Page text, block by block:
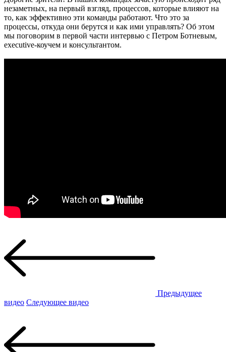
незаметных, на первый взгляд, процессов, которые влияют на
то, как эффективно эти команды работают. Что это за
процессы, откуда они берутся и как ими управлять? Об этом
мы поговорим в первой части интервью с Петром Ботневым,
executive-коучем и консультантом.
Предыдущее
видео Следующее видео